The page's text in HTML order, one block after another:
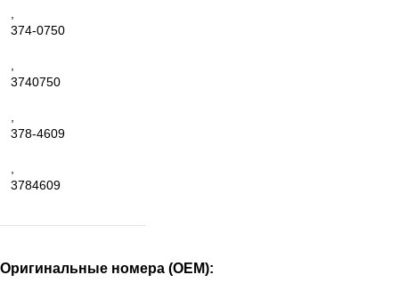
374-0750
3740750
378-4609
3784609
Оригинальные номера (OEM):